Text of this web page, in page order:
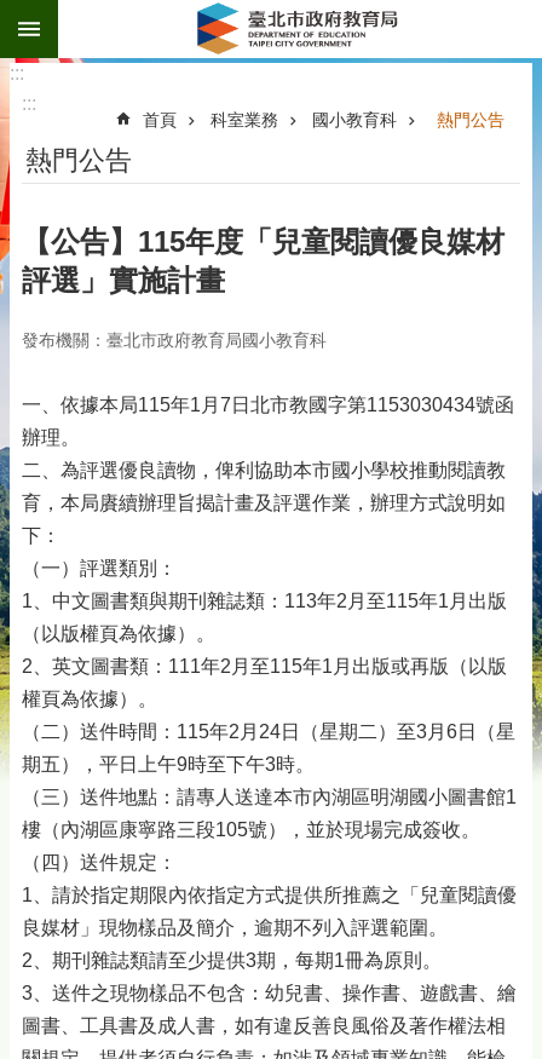
跳到主要內容區塊
:::
:::
首頁 科室業務 國小教育科 熱門公告
熱門公告
【公告】115年度「兒童閱讀優良媒材
評選」實施計畫
發布機關：臺北市政府教育局國小教育科
一、依據本局115年1月7日北市教國字第1153030434號函
辦理。
二、為評選優良讀物，俾利協助本市國小學校推動閱讀教
育，本局賡續辦理旨揭計畫及評選作業，辦理方式說明如
下：
（一）評選類別：
1、中文圖書類與期刊雜誌類：113年2月至115年1月出版
（以版權頁為依據）。
2、英文圖書類：111年2月至115年1月出版或再版（以版
權頁為依據）。
（二）送件時間：115年2月24日（星期二）至3月6日（星
期五），平日上午9時至下午3時。
（三）送件地點：請專人送達本市內湖區明湖國小圖書館1
樓（內湖區康寧路三段105號），並於現場完成簽收。
（四）送件規定：
1、請於指定期限內依指定方式提供所推薦之「兒童閱讀優
良媒材」現物樣品及簡介，逾期不列入評選範圍。
2、期刊雜誌類請至少提供3期，每期1冊為原則。
3、送件之現物樣品不包含：幼兒書、操作書、遊戲書、繪
圖書、工具書及成人書，如有違反善良風俗及著作權法相